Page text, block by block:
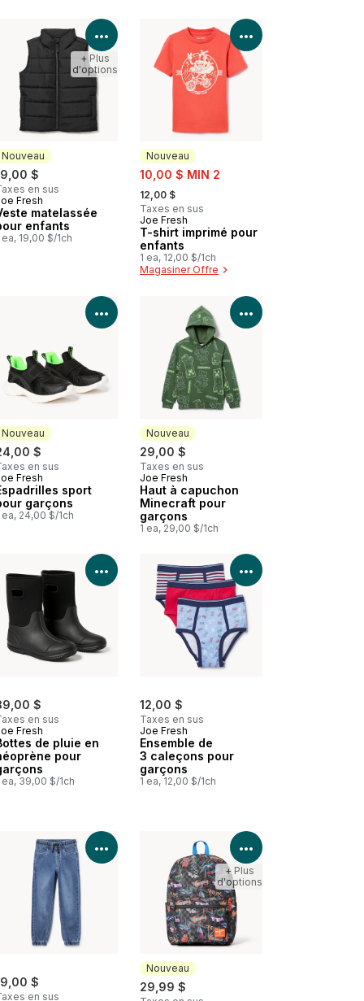
détails du produit
Nouveau
$
en sus
Fresh
matelassée
enfants
ea, 19,00 $/1ch
Voir les détails du produit
+ Plus
d'options
Nouveau
sale:
10,00 $ MIN 2
, formerly:
12,00 $
Taxes en sus
Nouveau
Joe Fresh
T-shirt imprimé pour
enfants
1 ea, 12,00 $/1ch
Magasiner Offre
Voir les détails
détails du produit
Nouveau
$
en sus
Fresh
sport
garçons
ea, 24,00 $/1ch
Voir les détails du produit
Nouveau
29,00 $
Taxes en sus
Nouveau
Joe Fresh
Haut à capuchon
Minecraft pour
garçons
1 ea, 29,00 $/1ch
Voir les détails
détails du produit
$
en sus
Fresh
de pluie en
pour
ea, 39,00 $/1ch
Voir les détails du produit
12,00 $
Taxes en sus
Joe Fresh
Ensemble de
3 caleçons pour
garçons
1 ea, 12,00 $/1ch
Voir les détails
détails du produit
$
en sus
Voir les détails du produit
Nouveau
29,99 $
Voir les détails
+ Plus
d'options